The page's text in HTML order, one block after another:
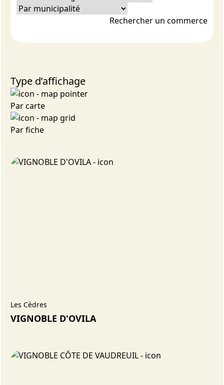
Rechercher un commerce
Type d’affichage
Par carte
Par fiche
Les Cèdres
VIGNOBLE D'OVILA